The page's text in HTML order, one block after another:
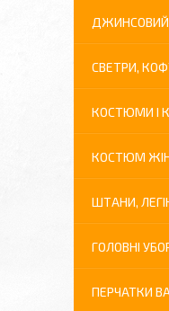
СВЕТРИ,
КОСТЮМИ І
КОСТЮМ
ШТАНИ,
ГОЛОВНІ
ПЕРЧАТКИ